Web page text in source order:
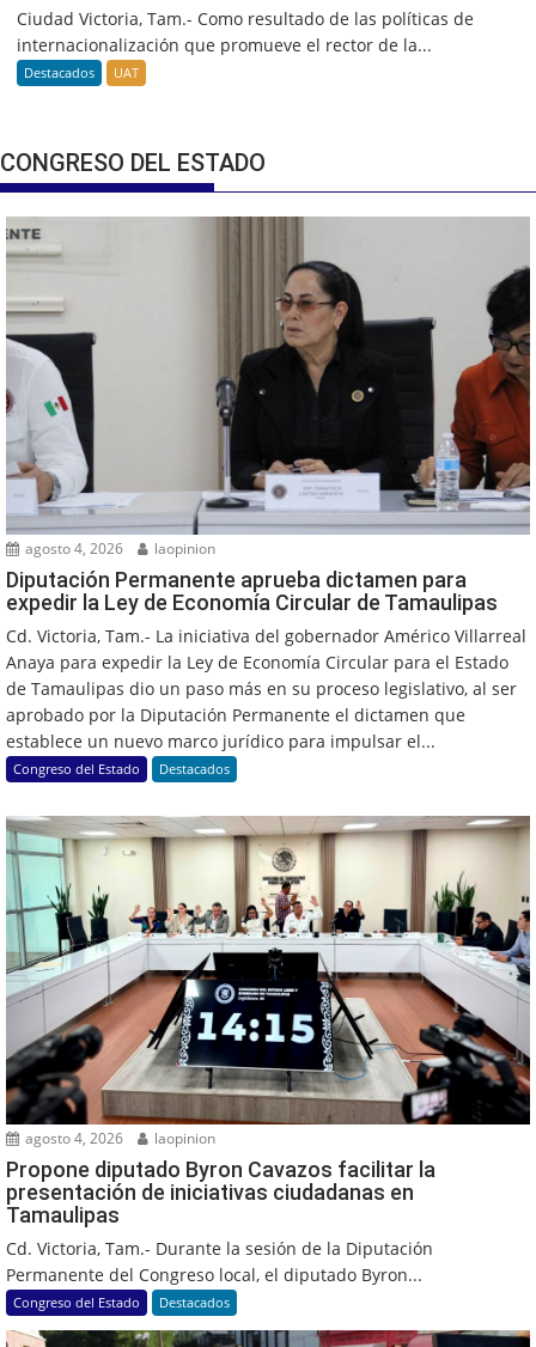
Ciudad Victoria, Tam.- Como resultado de las políticas de
internacionalización que promueve el rector de la...
Destacados UAT
CONGRESO DEL ESTADO
agosto 4, 2026 laopinion
Diputación Permanente aprueba dictamen para
expedir la Ley de Economía Circular de Tamaulipas
Cd. Victoria, Tam.- La iniciativa del gobernador Américo Villarreal
Anaya para expedir la Ley de Economía Circular para el Estado
de Tamaulipas dio un paso más en su proceso legislativo, al ser
aprobado por la Diputación Permanente el dictamen que
establece un nuevo marco jurídico para impulsar el...
Congreso del Estado Destacados
agosto 4, 2026 laopinion
Propone diputado Byron Cavazos facilitar la
presentación de iniciativas ciudadanas en
Tamaulipas
Cd. Victoria, Tam.- Durante la sesión de la Diputación
Permanente del Congreso local, el diputado Byron...
Congreso del Estado Destacados